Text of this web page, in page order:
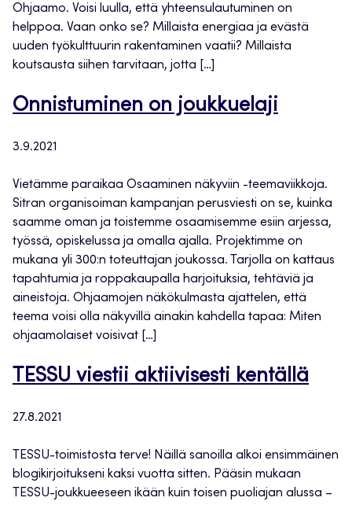
Ohjaamo. Voisi luulla, että yhteensulautuminen on
helppoa. Vaan onko se? Millaista energiaa ja evästä
uuden työkulttuurin rakentaminen vaatii? Millaista
koutsausta siihen tarvitaan, jotta […]
Onnistuminen on joukkuelaji
3.9.2021
Vietämme paraikaa Osaaminen näkyviin -teemaviikkoja.
Sitran organisoiman kampanjan perusviesti on se, kuinka
saamme oman ja toistemme osaamisemme esiin arjessa,
työssä, opiskelussa ja omalla ajalla. Projektimme on
mukana yli 300:n toteuttajan joukossa. Tarjolla on kattaus
tapahtumia ja roppakaupalla harjoituksia, tehtäviä ja
aineistoja. Ohjaamojen näkökulmasta ajattelen, että
teema voisi olla näkyvillä ainakin kahdella tapaa: Miten
ohjaamolaiset voisivat […]
TESSU viestii aktiivisesti kentällä
27.8.2021
TESSU-toimistosta terve! Näillä sanoilla alkoi ensimmäinen
blogikirjoitukseni kaksi vuotta sitten. Pääsin mukaan
TESSU-joukkueeseen ikään kuin toisen puoliajan alussa –